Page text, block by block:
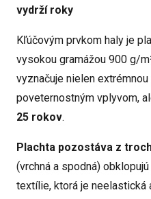
vydrží roky
Kľúčovým prvkom haly je
vysokou gramážou 900 g/
vyznačuje nielen
poveternostným vplyvom,
25 rokov.
Plachta pozostáva z
(vrchná a spodná)
textílie, ktorá je neelastická